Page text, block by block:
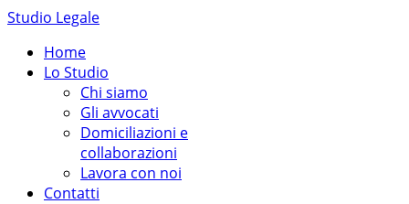
Studio Legale
Home
Lo Studio
Chi siamo
Gli avvocati
Domiciliazioni e
collaborazioni
Lavora con noi
Contatti